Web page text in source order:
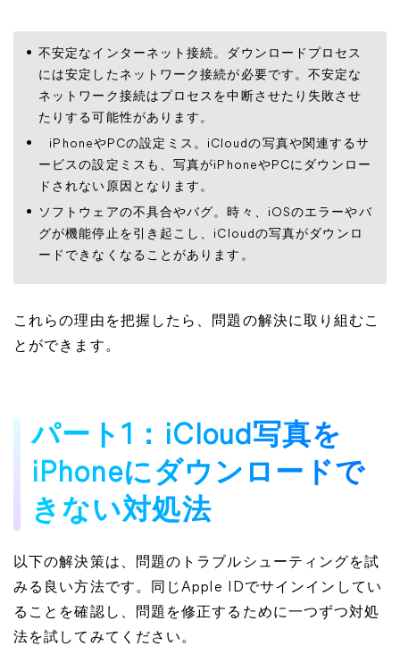
不安定なインターネット接続。ダウンロードプロセス
には安定したネットワーク接続が必要です。不安定な
ネットワーク接続はプロセスを中断させたり失敗させ
たりする可能性があります。
iPhoneやPCの設定ミス。iCloudの写真や関連するサ
ービスの設定ミスも、写真がiPhoneやPCにダウンロー
ドされない原因となります。
ソフトウェアの不具合やバグ。時々、iOSのエラーやバ
グが機能停止を引き起こし、iCloudの写真がダウンロ
ードできなくなることがあります。
これらの理由を把握したら、問題の解決に取り組むこ
とができます。
パート1：iCloud写真を
iPhoneにダウンロードで
きない対処法
以下の解決策は、問題のトラブルシューティングを試
みる良い方法です。同じApple IDでサインインしてい
ることを確認し、問題を修正するために一つずつ対処
法を試してみてください。